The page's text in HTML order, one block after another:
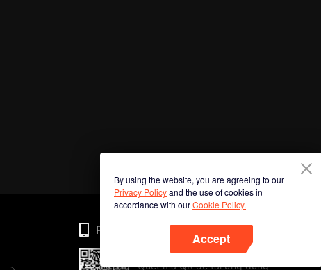
By using the website, you are agreeing to our
Privacy Policyand the use of cookies in
accordance with ourCookie Policy.
Accept
Phone
Quét mã QR để tải ứng dụng